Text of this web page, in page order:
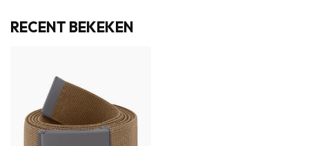
RECENT BEKEKEN